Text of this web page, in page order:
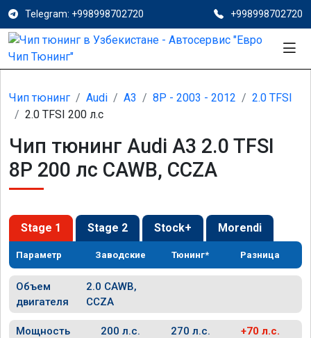
Telegram: +998998702720 +998998702720
Чип тюнинг Audi A3 8P - 2003 - 2012
2.0 TFSI
2.0 TFSI 200 л.с
Чип тюнинг Audi A3 2.0 TFSI
8P 200 лс CAWB, CCZA
Stage 1 Stage 2 Stock+ Morendi
Параметр Заводские Тюнинг* Разница
Объем
двигателя
2.0 CAWB,
CCZA
Мощность 200 л.с. 270 л.с. +70 л.с.